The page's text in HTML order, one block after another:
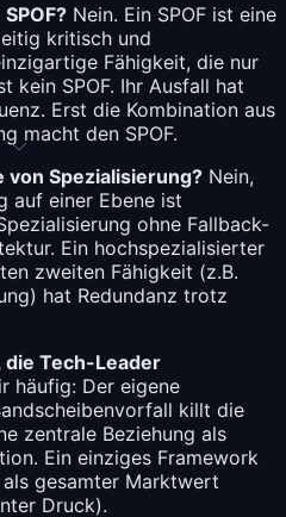
Nein. Ein SPOF ist eine
kritisch und
Fähigkeit, die nur
kein SPOF. Ihr Ausfall hat
Erst die Kombination aus
macht den SPOF.
Spezialisierung? Nein,
auf einer Ebene ist
ohne Fallback-
Ein hochspezialisierter
zweiten Fähigkeit (z.B.
hat Redundanz trotz
die Tech-Leader
häufig: Der eigene
killt die
zentrale Beziehung als
Ein einziges Framework
gesamter Marktwert
Druck).